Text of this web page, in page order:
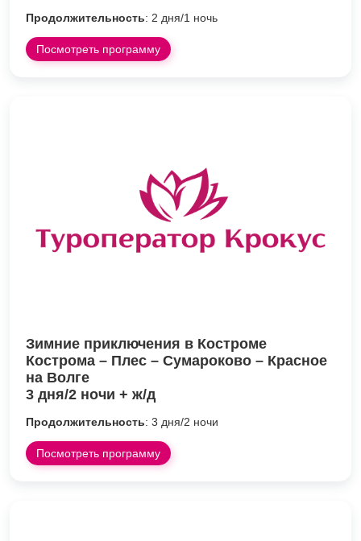
Продолжительность: 2 дня/1 ночь
Посмотреть программу
Зимние приключения в Костроме
Кострома – Плес – Сумароково – Красное
на Волге
3 дня/2 ночи + ж/д
Продолжительность: 3 дня/2 ночи
Посмотреть программу